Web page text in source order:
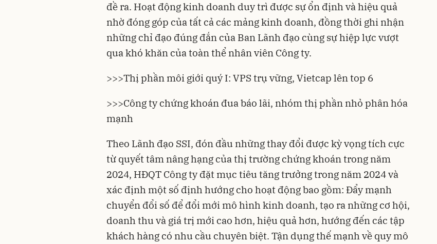
đề ra. Hoạt động kinh doanh duy trì được sự ổn định và hiệu quả
nhờ đóng góp của tất cả các mảng kinh doanh, đồng thời ghi nhận
những chỉ đạo đúng đắn của Ban Lãnh đạo cùng sự hiệp lực vượt
qua khó khăn của toàn thể nhân viên Công ty.
>>>Thị phần môi giới quý I: VPS trụ vững, Vietcap lên top 6
>>>Công ty chứng khoán đua báo lãi, nhóm thị phần nhỏ phân hóa
mạnh
Theo Lãnh đạo SSI, đón đầu những thay đổi được kỳ vọng tích cực
từ quyết tâm nâng hạng của thị trườngchứng khoántrong năm
2024, HĐQT Công ty đặt mục tiêu tăng trưởng trong năm 2024 và
xác định một số định hướng cho hoạt động bao gồm: Đẩy mạnh
chuyển đổi số để đổi mới mô hình kinh doanh, tạo ra những cơ hội,
doanh thu và giá trị mới cao hơn, hiệu quả hơn, hướng đến các tập
khách hàng có nhu cầu chuyên biệt. Tận dụng thế mạnh về quy mô